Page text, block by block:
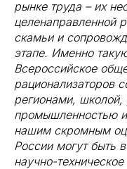
рынке труда – их
целенаправленной
скамьи и
этапе. Именно
Всероссийское
рационализаторов
регионами, школой,
промышленностью
нашим скромным
России могут быть
научно-